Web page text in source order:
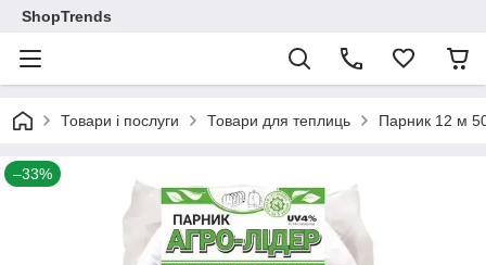
ShopTrends
Товари і послуги Товари для теплиць Парник 12 м
–33%